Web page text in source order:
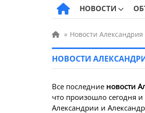
НОВОСТИ
» Новости Александрия
НОВОСТИ
Все последние новости
что произошло сегодня
Александрии и